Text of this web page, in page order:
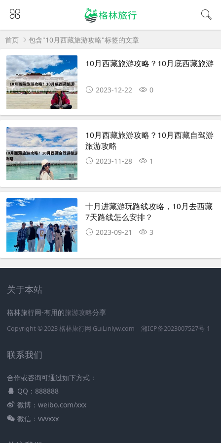
首页 包含"10月西藏旅游攻略"标签的文章
10月西藏旅游攻略？10月底西藏旅游
2023-12-22 0
10月西藏旅游攻略？10月西藏自驾游
旅游攻略
2023-11-28 1
十月进藏游玩路线攻略，10月去西藏
7天路线怎么安排？
2023-09-21 3
关于本站
格林旅行网-有用的旅游攻略分享
Copyright © 2023格林旅行网 GuiLinlyw.com 湘ICP备2023007527号-1
联系我们
合作或咨询可通过如下方式：
QQ：888888
微博：weibo.com/xxx
微信：vvvxxx